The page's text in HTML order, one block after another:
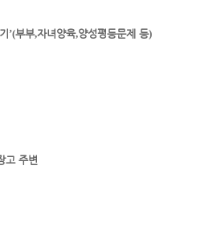
’(부부,자녀양육,양성평등문제 등)
고 주변